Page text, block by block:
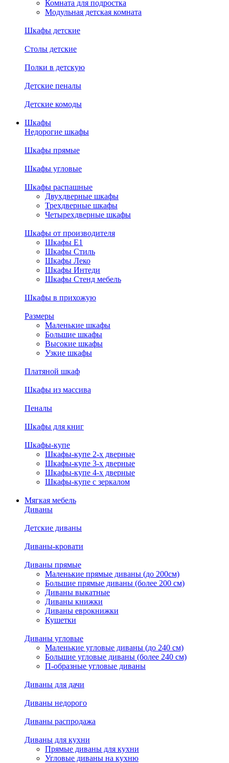
Комната для подростка
Модульная детская комната
Шкафы детские
Столы детские
Полки в детскую
Детские пеналы
Детские комоды
Шкафы
Недорогие шкафы
Шкафы прямые
Шкафы угловые
Шкафы распашные
Двухдверные шкафы
Трехдверные шкафы
Четырехдверные шкафы
Шкафы от производителя
Шкафы E1
Шкафы Стиль
Шкафы Леко
Шкафы Интеди
Шкафы Стенд мебель
Шкафы в прихожую
Размеры
Маленькие шкафы
Большие шкафы
Высокие шкафы
Узкие шкафы
Платяной шкаф
Шкафы из массива
Пеналы
Шкафы для книг
Шкафы-купе
Шкафы-купе 2-х дверные
Шкафы-купе 3-х дверные
Шкафы-купе 4-х дверные
Шкафы-купе с зеркалом
Мягкая мебель
Диваны
Детские диваны
Диваны-кровати
Диваны прямые
Маленькие прямые диваны (до 200см)
Большие прямые диваны (более 200 см)
Диваны выкатные
Диваны книжки
Диваны еврокнижки
Кушетки
Диваны угловые
Маленькие угловые диваны (до 240 см)
Большие угловые диваны (более 240 см)
П-образные угловые диваны
Диваны для дачи
Диваны недорого
Диваны распродажа
Диваны для кухни
Прямые диваны для кухни
Угловые диваны на кухню